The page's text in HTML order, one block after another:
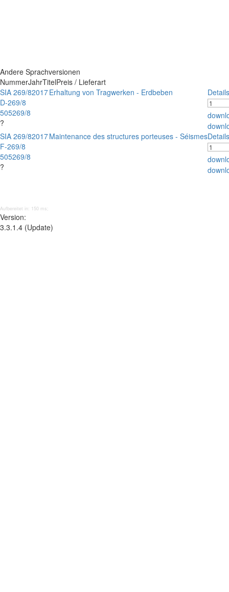
Andere Sprachversionen
NummerJahrTitelPreis / Lieferart
SIA 269/8
D-269/8
505269/8
?
2017Erhaltung von Tragwerken - Erdbeben
SIA 269/8
F-269/8
505269/8
?
2017Maintenance des structures porteuses - Séismes
Aufbereitet in: 150 ms;
Version:
3.3.1.4 (Update)